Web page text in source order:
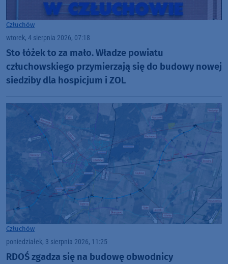
Człuchów
wtorek, 4 sierpnia 2026, 07:18
Sto łóżek to za mało. Władze powiatu
człuchowskiego przymierzają się do budowy nowej
siedziby dla hospicjum i ZOL
Człuchów
poniedziałek, 3 sierpnia 2026, 11:25
RDOŚ zgadza się na budowę obwodnicy